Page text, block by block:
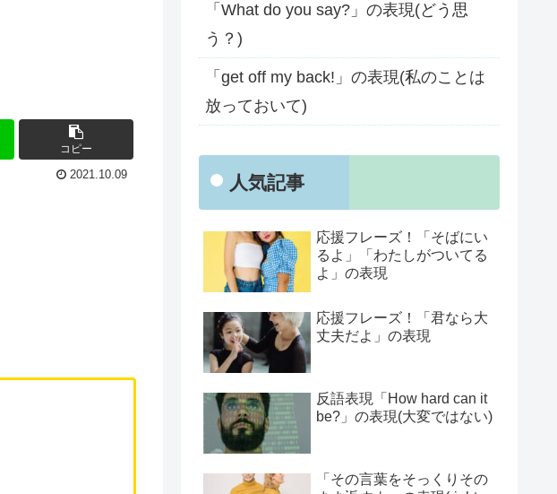
コピー
2021.10.09
「What do you say?」の表現(どう思
う？)
「get off my back!」の表現(私のことは
放っておいて)
人気記事
応援フレーズ！「そばにい
るよ」「わたしがついてる
よ」の表現
応援フレーズ！「君なら大
丈夫だよ」の表現
反語表現「How hard can it
be?」の表現(大変ではない)
「その言葉をそっくりその